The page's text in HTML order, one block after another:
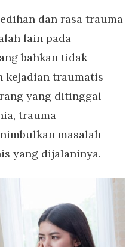
dan rasa trauma
lain pada
bahkan tidak
kejadian traumatis
yang ditinggal
trauma
masalah
yang dijalaninya.